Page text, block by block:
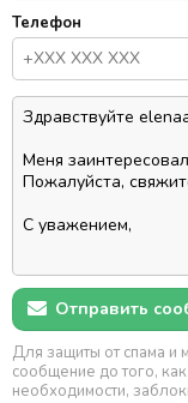
Телефон
Отправить
Для защиты от спама
сообщение до того,
необходимости,